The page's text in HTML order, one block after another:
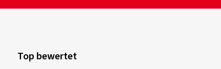
Top bewertet